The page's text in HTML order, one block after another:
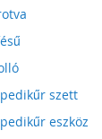
szett
eszköz